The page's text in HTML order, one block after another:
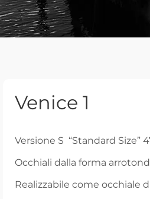
Venice 1
Versione S “Standard Size”
Occhiali dalla forma
Realizzabile come occhiale